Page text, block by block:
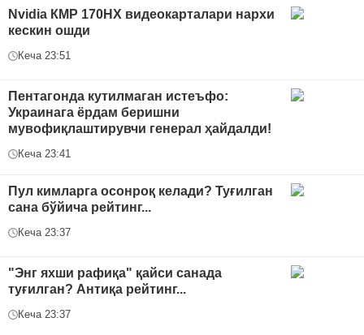
Nvidia КMP 170HX видеокарталари нархи
кескин ошди
Кеча 23:51
Пентагонда кутилмаган истеъфо:
Украинага ёрдам беришни
мувофиқлаштирувчи генерал ҳайдалди!
Кеча 23:41
Пул кимларга осонроқ келади? Туғилган
сана бўйича рейтинг...
Кеча 23:37
"Энг яхши рафиқа" қайси санада
туғилган? Антиқа рейтинг...
Кеча 23:37